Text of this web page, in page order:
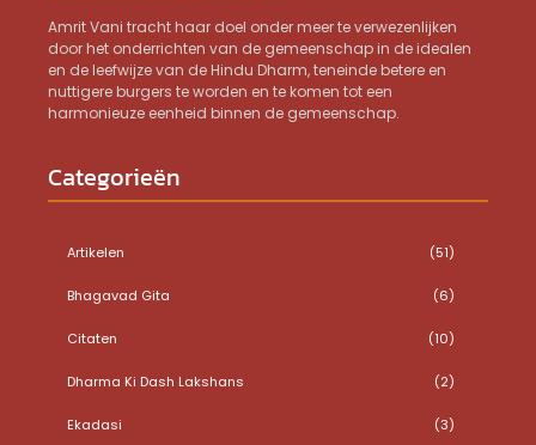
Amrit Vani tracht haar doel onder meer te verwezenlijken
door het onderrichten van de gemeenschap in de idealen
en de leefwijze van de Hindu Dharm, teneinde betere en
nuttigere burgers te worden en te komen tot een
harmonieuze eenheid binnen de gemeenschap.
Categorieën
Artikelen (51)
Bhagavad Gita (6)
Citaten (10)
Dharma Ki Dash Lakshans (2)
Ekadasi (3)